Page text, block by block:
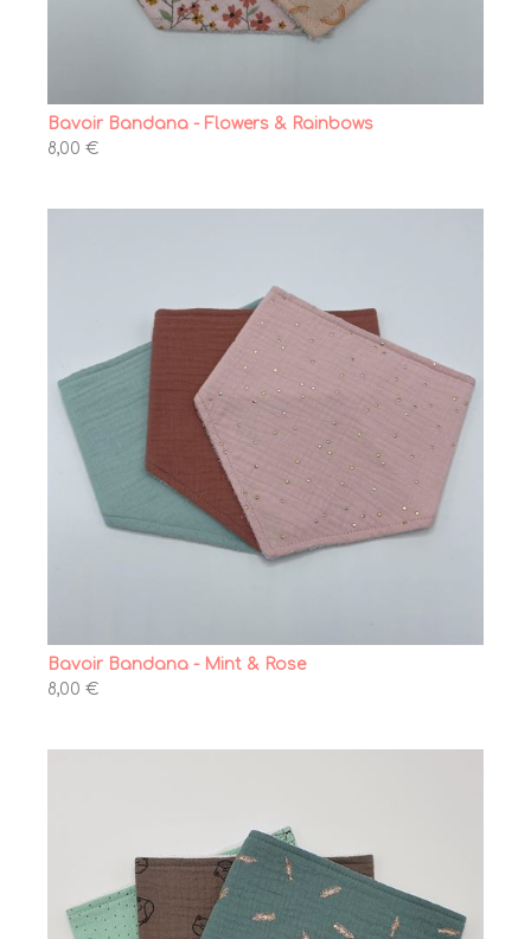
Bavoir Bandana - Flowers & Rainbows
8,00 €
Bavoir Bandana - Mint & Rose
8,00 €